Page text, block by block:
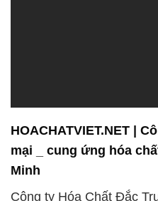
Công ty Hóa Chất Đắc
tác tin cậy và đáng tin
giải pháp hóa chất đa
nghiệp. Với tầm nhìn
dựng danh tiếng và uy